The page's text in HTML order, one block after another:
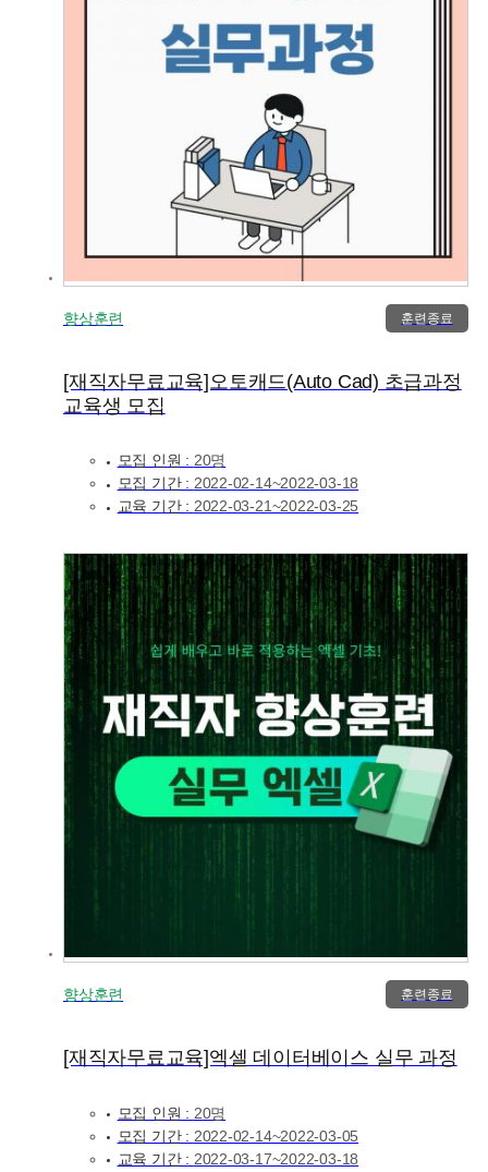
향상훈련 훈련종료
[재직자무료교육]오토캐드(Auto Cad) 초급과정
교육생 모집
모집 인원 : 20명
모집 기간 : 2022-02-14~2022-03-18
교육 기간 : 2022-03-21~2022-03-25
향상훈련 훈련종료
[재직자무료교육]엑셀 데이터베이스 실무 과정
모집 인원 : 20명
모집 기간 : 2022-02-14~2022-03-05
교육 기간 : 2022-03-17~2022-03-18